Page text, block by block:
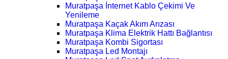
Muratpaşa İnternet Kablo Çekimi Ve
Yenileme
Muratpaşa Kaçak Akım Arızası
Muratpaşa Klima Elektrik Hattı Bağlantısı
Muratpaşa Kombi Sigortası
Muratpaşa Led Montajı